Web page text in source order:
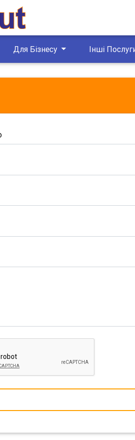
Для Бізнесу Інші